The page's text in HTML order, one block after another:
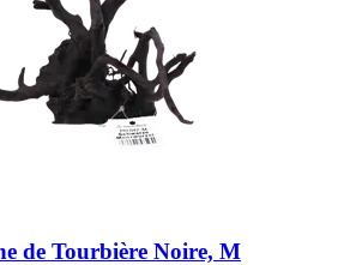
de Tourbière Noire, M